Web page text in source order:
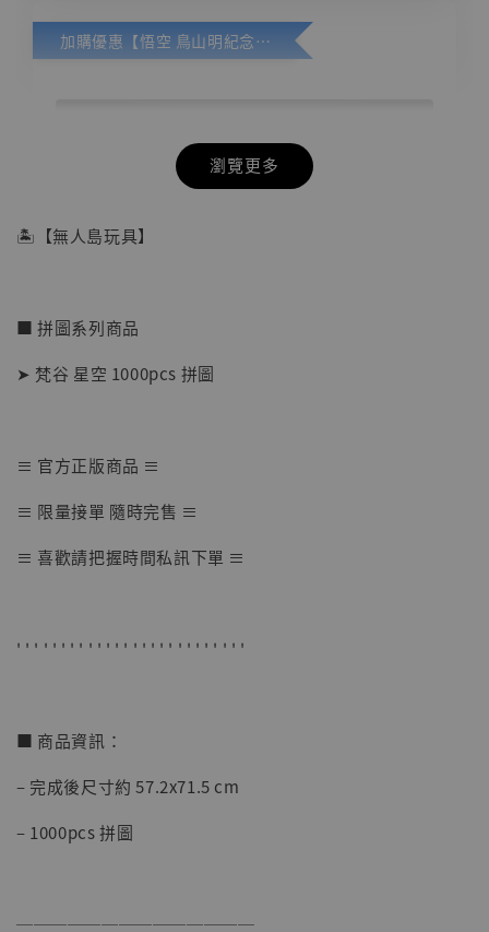
加購優惠【悟空 鳥山明紀念款 [奇蹟工作室]】
【店內現貨】七龍珠 系列蒐藏雕像 悟空 鳥山
NT$ 4,280
瀏覽更多
🏝【無人島玩具】
■ 拼圖系列商品
➤ 梵谷 星空 1000pcs 拼圖
≡ 官方正版商品 ≡
≡ 限量接單 隨時完售 ≡
≡ 喜歡請把握時間私訊下單 ≡
' ' ' ' ' ' ' ' ' ' ' ' ' ' ' ' ' ' ' ' ' ' ' ' ' '
■ 商品資訊：
– 完成後尺寸約 57.2x71.5 cm
– 1000pcs 拼圖
──────────────